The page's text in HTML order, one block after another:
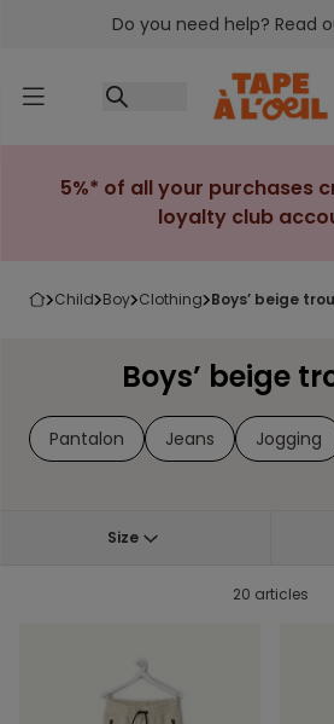
Go to contentDo you need help? Read
5%* of all your purchases
loyalty club
child boy clothing boys’ beige
Boys’ beige
Pantalon Jeans Jogging
Size
20 articles